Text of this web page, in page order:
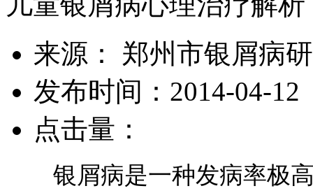
来源： 郑州市银屑病
发布时间：2014-04-12
点击量：
银屑病是一种发病率极高